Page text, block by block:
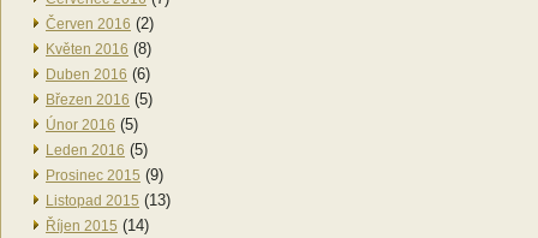
Červen 2016 (2)
Květen 2016 (8)
Duben 2016 (6)
Březen 2016 (5)
Únor 2016 (5)
Leden 2016 (5)
Prosinec 2015 (9)
Listopad 2015 (13)
Říjen 2015 (14)